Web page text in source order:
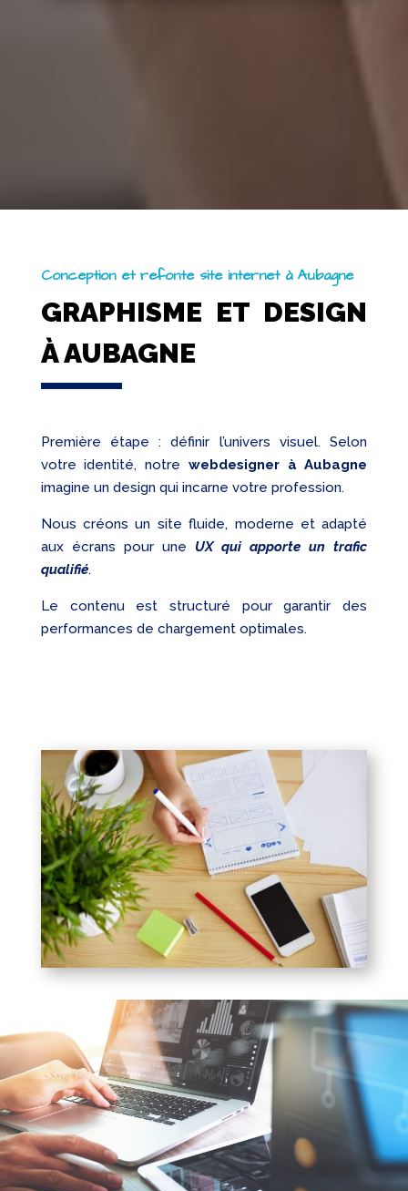
Conception et refonte site internet à Aubagne
GRAPHISME ET DESIGN
À AUBAGNE
Première étape : définir l’univers visuel. Selon
votre identité, notre webdesigner à Aubagne
imagine un design qui incarne votre profession.
Nous créons un site fluide, moderne et adapté
aux écrans pour une UX qui apporte un trafic
qualifié.
Le contenu est structuré pour garantir des
performances de chargement optimales.